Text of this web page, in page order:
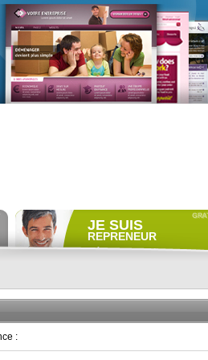
JE SUIS
REPRENEUR
Déposer gratuitementune
ACCÈS REPRENEUR
: